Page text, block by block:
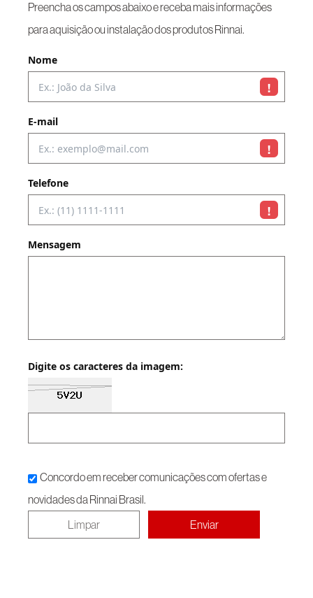
Preencha os campos abaixo e receba mais informações
para aquisição ou instalação dos produtos Rinnai.
Nome
!
E-mail
!
Telefone
!
Mensagem
Digite os caracteres da imagem:
Concordo em receber comunicações com ofertas e
novidades da Rinnai Brasil.